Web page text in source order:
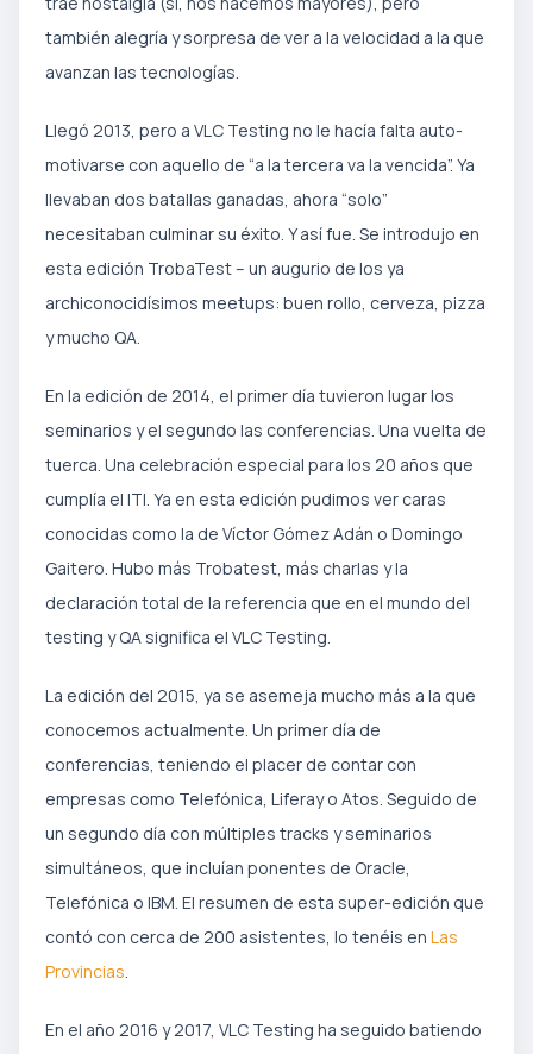
también alegría y sorpresa de ver a la velocidad a la que
avanzan las tecnologías.
Llegó 2013, pero a VLC Testing no le hacía falta auto-
motivarse con aquello de “a la tercera va la vencida”. Ya
llevaban dos batallas ganadas, ahora “solo”
necesitaban culminar su éxito. Y así fue. Se introdujo en
esta edición TrobaTest – un augurio de los ya
archiconocidísimos meetups: buen rollo, cerveza, pizza
y mucho QA.
En la edición de 2014, el primer día tuvieron lugar los
seminarios y el segundo las conferencias. Una vuelta de
tuerca. Una celebración especial para los 20 años que
cumplía el ITI. Ya en esta edición pudimos ver caras
conocidas como la de Víctor Gómez Adán o Domingo
Gaitero. Hubo más Trobatest, más charlas y la
declaración total de la referencia que en el mundo del
testing y QA significa el VLC Testing.
La edición del 2015, ya se asemeja mucho más a la que
conocemos actualmente. Un primer día de
conferencias, teniendo el placer de contar con
empresas como Telefónica, Liferay o Atos. Seguido de
un segundo día con múltiples tracks y seminarios
simultáneos, que incluían ponentes de Oracle,
Telefónica o IBM. El resumen de esta super-edición que
contó con cerca de 200 asistentes, lo tenéis en Las
Provincias
En el año 2016 y 2017, VLC Testing ha seguido batiendo